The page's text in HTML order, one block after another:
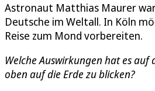
Astronaut Matthias Maurer
Deutsche im Weltall. In Köln
Reise zum Mond vorbereiten.
Welche Auswirkungen hat es auf
oben auf die Erde zu blicken?